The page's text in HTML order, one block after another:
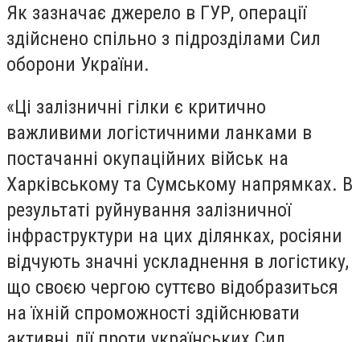
Як зазначає джерело в ГУР, операції
здійснено спільно з підрозділами Сил
оборони України.
«Ці залізничні гілки є критично
важливими логістичними ланками в
постачанні окупаційних військ на
Харківському та Сумському напрямках. В
результаті руйнування залізничної
інфраструктури на цих ділянках, росіяни
відчують значні ускладнення в логістику,
що своєю чергою суттєво відобразиться
на їхній спроможності здійснювати